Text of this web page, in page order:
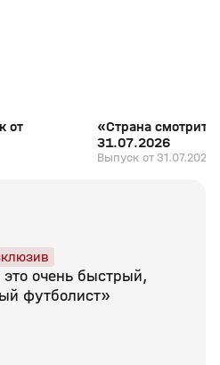
от
«Страна смотрит
31.07.2026
Выпуск от 31.07.2026
очень быстрый,
футболист»